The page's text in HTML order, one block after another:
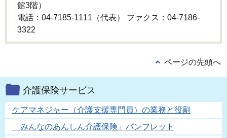
館3階）
電話：04-7185-1111（代表） ファクス：04-7186-
3322
ページの先頭へ
介護保険サービス
ケアマネジャー（介護支援専門員）の業務と役割
「みんなのあんしん介護保険」パンフレット